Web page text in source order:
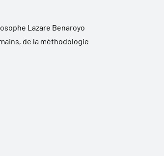
Lazare Benaroyo
de la méthodologie